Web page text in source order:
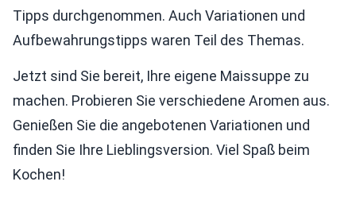
Tipps durchgenommen. Auch Variationen und
Aufbewahrungstipps waren Teil des Themas.
Jetzt sind Sie bereit, Ihre eigene Maissuppe zu
machen. Probieren Sie verschiedene Aromen aus.
Genießen Sie die angebotenen Variationen und
finden Sie Ihre Lieblingsversion. Viel Spaß beim
Kochen!